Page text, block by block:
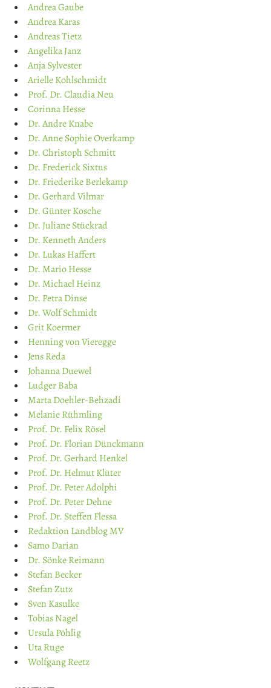
Andrea Gaube
Andrea Karas
Andreas Tietz
Angelika Janz
Anja Sylvester
Arielle Kohlschmidt
Prof. Dr. Claudia Neu
Corinna Hesse
Dr. Andre Knabe
Dr. Anne Sophie Overkamp
Dr. Christoph Schmitt
Dr. Frederick Sixtus
Dr. Friederike Berlekamp
Dr. Gerhard Vilmar
Dr. Günter Kosche
Dr. Juliane Stückrad
Dr. Kenneth Anders
Dr. Lukas Haffert
Dr. Mario Hesse
Dr. Michael Heinz
Dr. Petra Dinse
Dr. Wolf Schmidt
Grit Koermer
Henning von Vieregge
Jens Reda
Johanna Duewel
Ludger Baba
Marta Doehler-Behzadi
Melanie Rühmling
Prof. Dr. Felix Rösel
Prof. Dr. Florian Dünckmann
Prof. Dr. Gerhard Henkel
Prof. Dr. Helmut Klüter
Prof. Dr. Peter Adolphi
Prof. Dr. Peter Dehne
Prof. Dr. Steffen Flessa
Redaktion Landblog MV
Samo Darian
Dr. Sönke Reimann
Stefan Becker
Stefan Zutz
Sven Kasulke
Tobias Nagel
Ursula Pöhlig
Uta Ruge
Wolfgang Reetz